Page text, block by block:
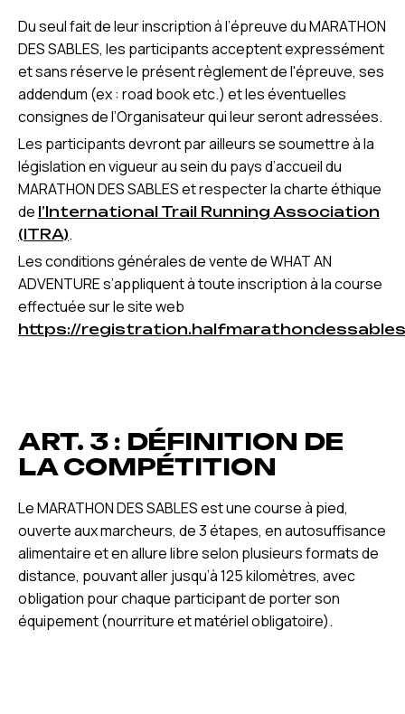
Du seul fait de leur inscription à l’épreuve du MARATHON
DES SABLES, les participants acceptent expressément
et sans réserve le présent règlement de l'épreuve, ses
addendum (ex : road book etc.) et les éventuelles
consignes de l’Organisateur qui leur seront adressées.
Les participants devront par ailleurs se soumettre à la
législation en vigueur au sein du pays d’accueil du
MARATHON DES SABLES et respecter la charte éthique
de l’International Trail Running Association
(ITRA).
Les conditions générales de vente de WHAT AN
ADVENTURE s’appliquent à toute inscription à la course
effectuée sur le site web
https://
ART. 3 : DÉFINITION DE
LA COMPÉTITION
Le MARATHON DES SABLES est une course à pied,
ouverte aux marcheurs, de 3 étapes, en autosuffisance
alimentaire et en allure libre selon plusieurs formats de
distance, pouvant aller jusqu’à 125 kilomètres, avec
obligation pour chaque participant de porter son
équipement (nourriture et matériel obligatoire).